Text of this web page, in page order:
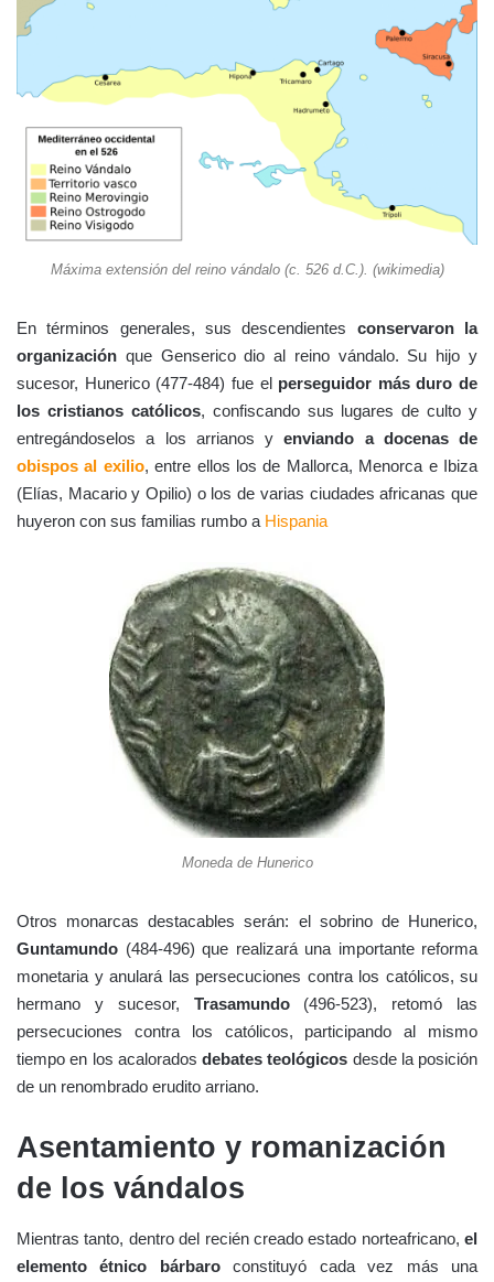
Máxima extensión del reino vándalo (c. 526 d.C.). (wikimedia)
En términos generales, sus descendientes conservaron la
organización que Genserico dio al reino vándalo. Su hijo y
sucesor, Hunerico (477-484) fue elperseguidor más duro de
los cristianos católicos, confiscando sus lugares de culto y
entregándoselos a los arrianos yenviando a docenas de
obispos al exilio, entre ellos los de Mallorca, Menorca e Ibiza
(Elías, Macario y Opilio) o los de varias ciudades africanas que
huyeron con sus familias rumbo a Hispania
Moneda de Hunerico
Otros monarcas destacables serán: el sobrino de Hunerico,
Guntamundo (484-496) que realizará una importante reforma
monetaria y anulará las persecuciones contra los católicos, su
hermano y sucesor, Trasamundo(496-523), retomó las
persecuciones contra los católicos, participando al mismo
tiempo en los acalorados debates teológicos desde la posición
de un renombrado erudito arriano.
Asentamiento y romanización
de los vándalos
Mientras tanto, dentro del recién creado estado norteafricano, el
elemento étnico bárbaroconstituyó cada vez más una